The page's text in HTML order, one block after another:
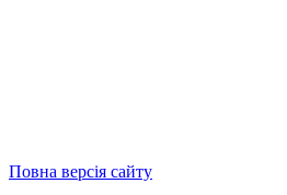
Повна версія сайту